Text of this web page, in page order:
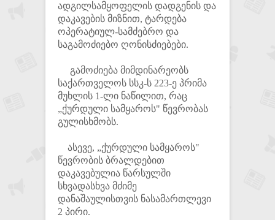
ადგილსამყოფელის დადგენის და
დაკავების მიზნით, ტარდება
ოპერატიულ-სამძებრო და
საგამოძიებო ღონისძიებები.
გამოძიება მიმდინარეობს
საქართველოს სსკ-ს 223-ე პრიმა
მუხლის 1-ლი ნაწილით, რაც
„ქურდული სამყაროს" წევრობას
გულისხმობს.
ასევე, „ქურდული სამყაროს"
წევრობის ბრალდებით
დაკავებულია წარსულში
სხვადასხვა მძიმე
დანაშაულისთვის ნასამართლევი
2 პირი.